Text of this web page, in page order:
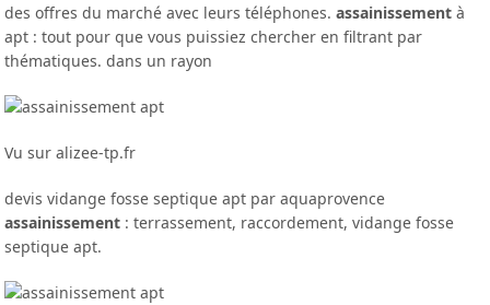
des offres du marché avec leurs téléphones.assainissement à
apt : tout pour que vous puissiez chercher en filtrant par
thématiques. dans un rayon
Vu sur alizee-tp.fr
devis vidange fosse septique apt par aquaprovence
assainissement : terrassement, raccordement, vidange fosse
septique apt.